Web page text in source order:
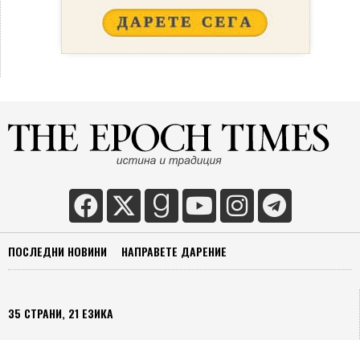
ПОСЛЕДНИ НОВИНИ НАПРАВЕТЕ ДАРЕНИЕ
35 СТРАНИ, 21 ЕЗИКА